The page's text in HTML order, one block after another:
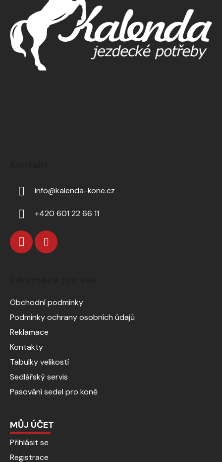
info@kalenda-kone.cz
+420 601 22 66 11
Obchodní podmínky
Podmínky ochrany osobních údajů
Reklamace
Kontakty
Tabulky velikostí
Sedlářský servis
Pasování sedel pro koně
MŮJ ÚČET
Přihlásit se
Registrace